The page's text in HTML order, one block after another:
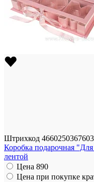
Штрихкод 4660250367603
Коробка подарочная
лентой
Цена 890
Цена при покупке